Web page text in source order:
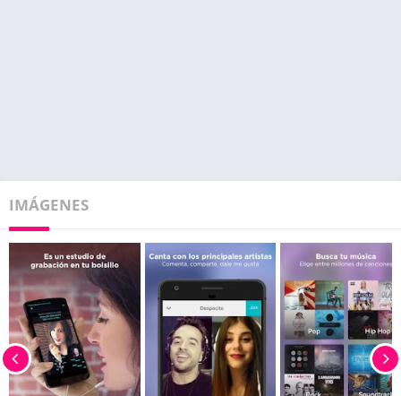
IMÁGENES